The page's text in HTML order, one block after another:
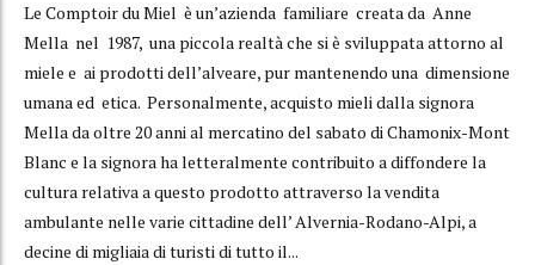
Le Comptoir du Miel è un’azienda familiare creata da Anne
Mella nel 1987, una piccola realtà che si è sviluppata attorno al
miele e ai prodotti dell’alveare, pur mantenendo una dimensione
umana ed etica. Personalmente, acquisto mieli dalla signora
Mella da oltre 20 anni al mercatino del sabato di Chamonix-Mont
Blanc e la signora ha letteralmente contribuito a diffondere la
cultura relativa a questo prodotto attraverso la vendita
ambulante nelle varie cittadine dell’ Alvernia-Rodano-Alpi, a
decine di migliaia di turisti di tutto il...